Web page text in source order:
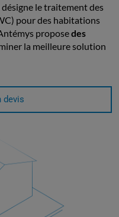
désigne le traitement des
pour des habitations
proposedes
la meilleure solution
devis